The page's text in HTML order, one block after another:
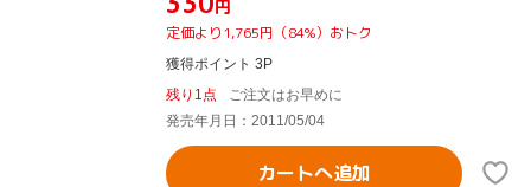
円
定価より1,765円（84%）おトク
獲得ポイント 3P
残り1点
ご注文はお早めに
発売年月日：2011/05/04
カートへ追加